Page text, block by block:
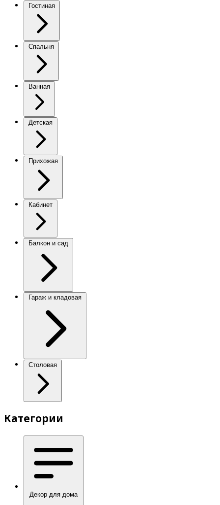
Гостиная
Спальня
Ванная
Детская
Прихожая
Кабинет
Балкон и сад
Гараж и кладовая
Столовая
Категории
Декор для дома